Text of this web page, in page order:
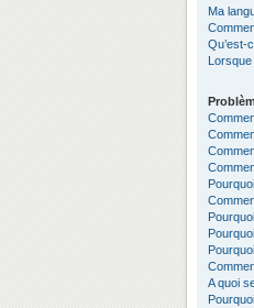
Ma
Qu’est-
A quoi